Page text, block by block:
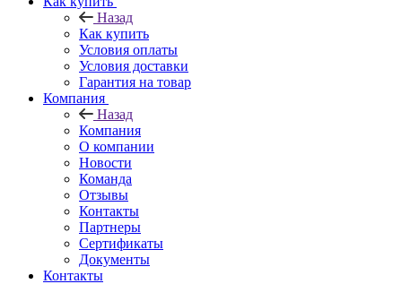
Назад
Как купить
Условия оплаты
Условия доставки
Гарантия на товар
Компания
Назад
Компания
О компании
Новости
Команда
Отзывы
Контакты
Партнеры
Сертификаты
Документы
Контакты